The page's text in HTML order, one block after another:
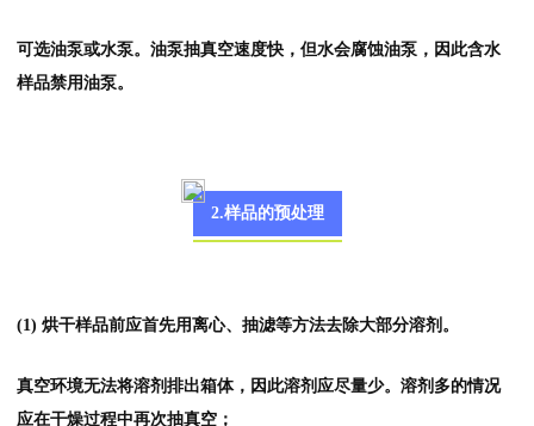
可选油泵或水泵。油泵抽真空速度快，但水会腐蚀油泵，因此含水
样品禁用油泵。
2.样品的预处理
(1) 烘干样品前应首先用离心、抽滤等方法去除大部分溶剂。
真空环境无法将溶剂排出箱体，因此溶剂应尽量少。溶剂多的情况
应在干燥过程中再次抽真空；